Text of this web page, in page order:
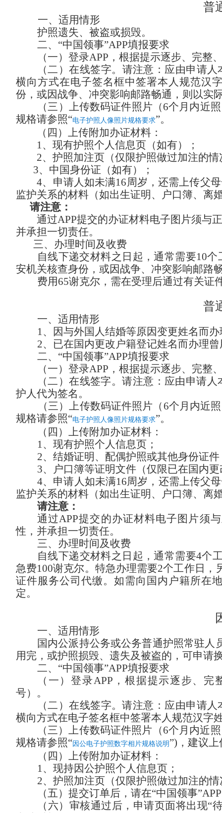
普
一、适用情形
护照遗失、被盗或损毁。
二、 “中国领事”APP填报要求
（一）登录APP，根据提示逐步、完整
（二）在线签字。 请注意：应由申请
横向方式在电子签名框中签署本人规范汉
份，或因战争、冲突影响邮路畅通，则以实
（三）上传数码证件照片（6个月内近照
规格请参照“电子护照人像照片规格要求”。
（四）上传附加办证材料：
1、现有护照个人信息页（如有）；
2、护照加注页（仅限护照做过加注的情
3、中国身份证（如有）
；
4、申请人如未满16周岁，还需上传父母
监护关系的材料（如出生证明、户口簿、离
请注意：
通过APP提交的办证材料电子图片须与正
并承担一切责任。
三、办理时间及收费
自线下递交材料之日起，通常需要10个
安机关核查身份，或因战争、冲突影响邮路
费用65谢克尔， 需在受理后通过有关证
普
一、适用情形
1、因与外国人结婚等原因变更姓名而
2、已在国内更改户籍登记姓名而办理
二、 “中国领事”APP填报要求
（一）登录APP，根据提示逐步、完整
（二）在线签字。请注意： 应由申请人
护人代为签名。
（三）上传数码证件照片（ 6个月内近
规格请参照“电子护照人像照片规格要求”。
（四）上传附加办证材料：
1、现有护照个人信息页；
2、结婚证明、配偶护照或其他身份证
3、户口簿等证明文件（仅限已在国内
4、申请人如未满16周岁，还需上传父
监护关系的材料（如出生证明、户口簿、离
请注意：
通过APP提交的办证材料电子图片须
性，并承担一切责任。
三、办理时间及收费
自线下递交材料之日起，通常需要4个
急费100谢克尔。特急办理需要2个工作日，
证件服务公司代缴。 如需向国内户籍所在
定。
一、适用情形
国内公派持公务或公务普通护照常驻人
用完，或护照损毁、遗失及被盗的，可申请
二、 “中国领事”APP填报要求
（一）登录APP，根据提示逐步、完
号）。
（二）在线签字。请注意：应由申请
横向方式在电子签名框中签署本人规范汉字
（三）上传数码证件照片（6个月内近
规格请参照“因公电子护照数字相片规格说明 ”) ， 建议上
（四）上传附加办证材料：
1、现持因公护照个人信息页；
2、护照加注页（仅限护照做过加注的
（五）提交订单后，请在“中国领事
（六）审核通过后，申请页面将出现“